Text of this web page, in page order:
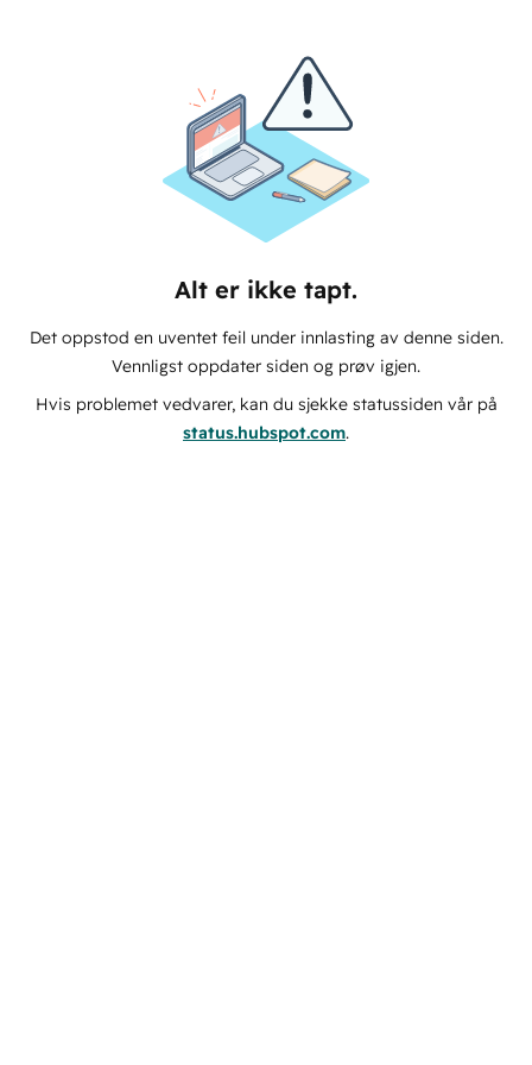
Alt er ikke tapt.
Det oppstod en uventet feil under innlasting av denne siden.
Vennligst oppdater siden og prøv igjen.
Hvis problemet vedvarer, kan du sjekke statussiden vår på
status.hubspot.com.